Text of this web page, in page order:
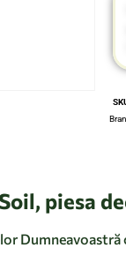
piesa
Dumneavoastră